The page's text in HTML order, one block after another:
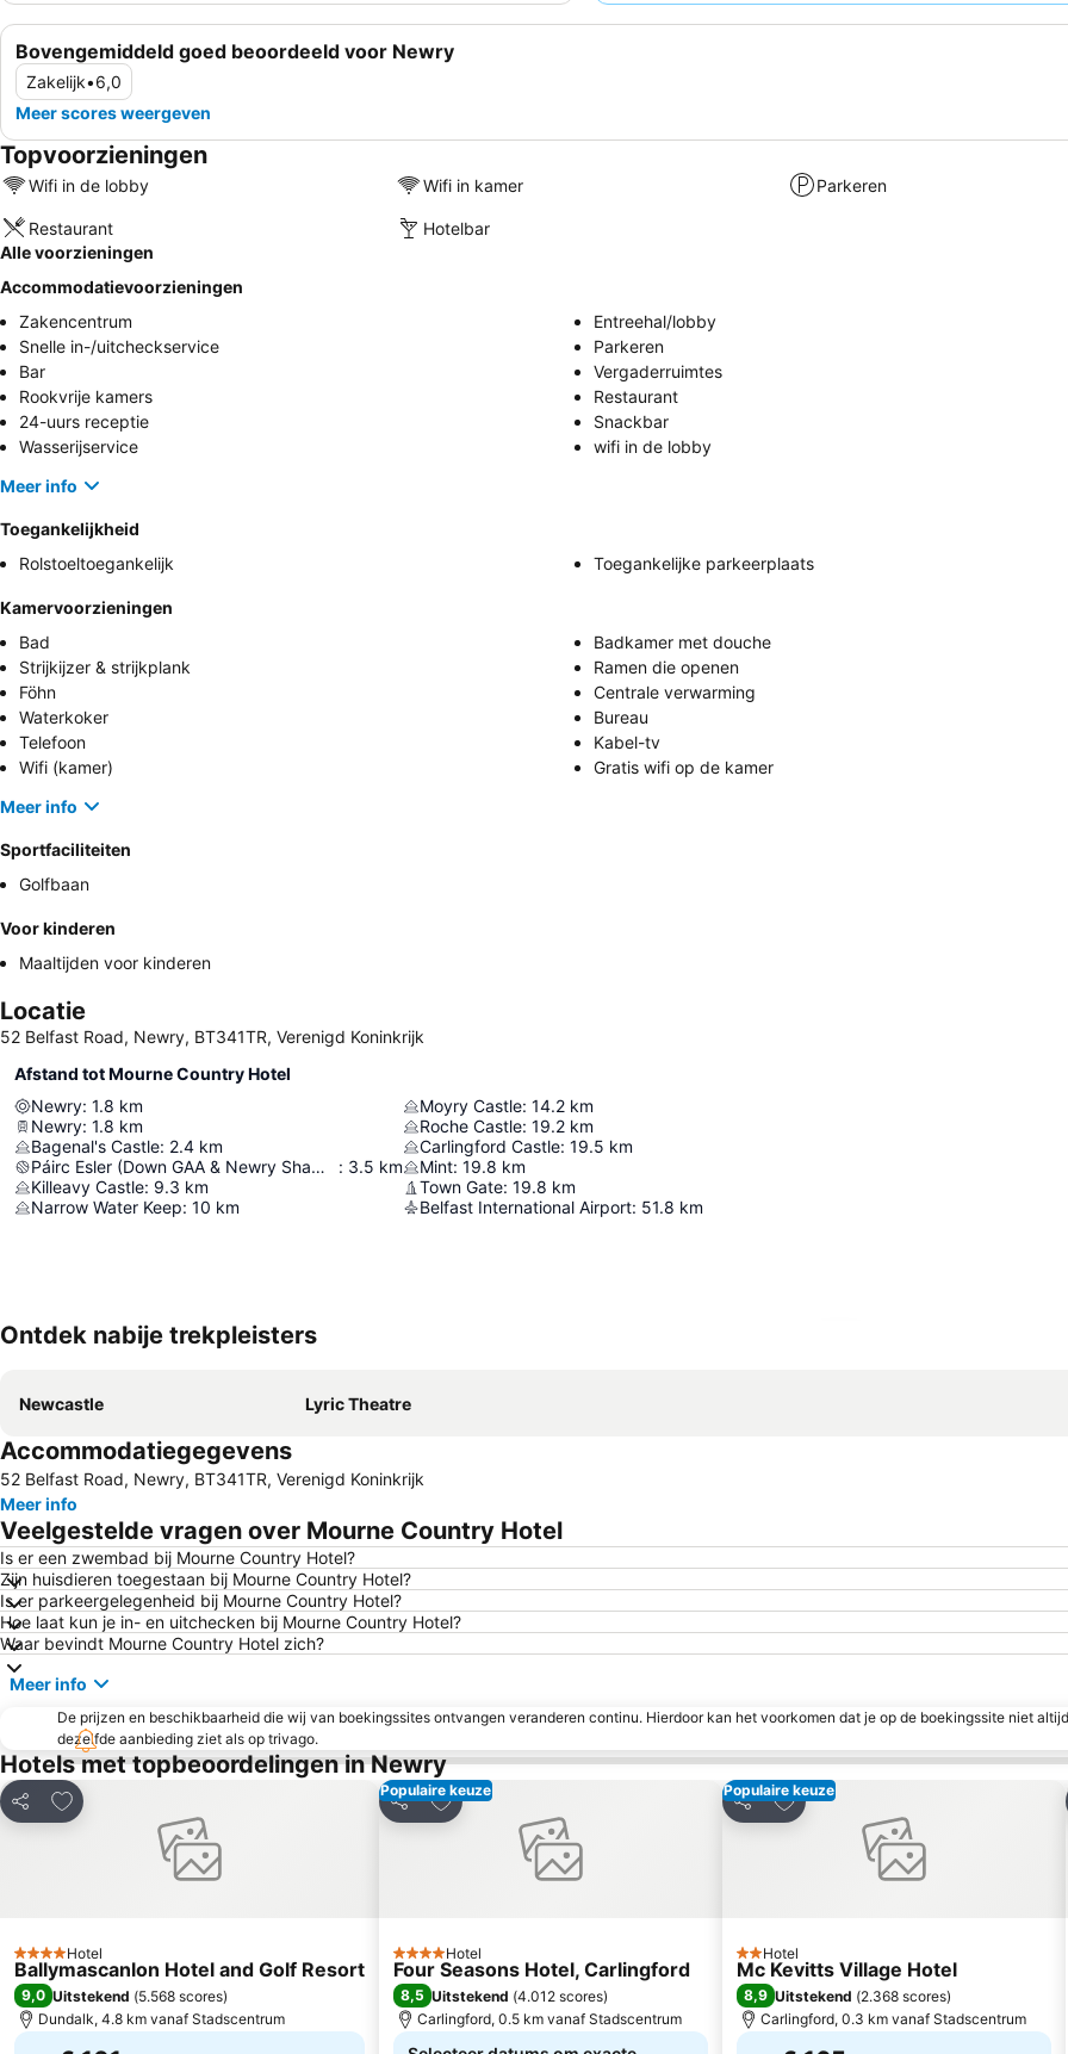
Bovengemiddeld goed beoordeeld voor Newry
Zakelijk•6,0
Meer scores weergeven
Topvoorzieningen
Wifi in de lobby Wifi in kamer Parkeren
Restaurant
Hotelbar
Alle voorzieningen
Accommodatievoorzieningen
Zakencentrum
Entreehal/lobby
Snelle in-/uitcheckservice
Parkeren
Bar
Vergaderruimtes
Rookvrije kamers
Restaurant
24-uurs receptie
Snackbar
Wasserijservice
wifi in de lobby
Meer info
Toegankelijkheid
Rolstoeltoegankelijk
Toegankelijke parkeerplaats
Kamervoorzieningen
Bad
Badkamer met douche
Strijkijzer & strijkplank
Ramen die openen
Föhn
Centrale verwarming
Waterkoker
Bureau
Telefoon
Kabel-tv
Wifi (kamer)
Gratis wifi op de kamer
Meer info
Sportfaciliteiten
Golfbaan
Voor kinderen
Maaltijden voor kinderen
Locatie
52 Belfast Road, Newry, BT341TR, Verenigd Koninkrijk
Afstand tot Mourne Country Hotel
Newry: 1.8 km
Newry: 1.8 km
Bagenal's Castle: 2.4 km
Páirc Esler (Down GAA & Newry Shamrocks GAC)
: 3.5 km
Killeavy Castle: 9.3 km
Narrow Water Keep: 10 km
Moyry Castle: 14.2 km
Roche Castle: 19.2 km
Carlingford Castle: 19.5 km
Mint: 19.8 km
Town Gate: 19.8 km
Belfast International Airport: 51.8 km
Ontdek nabije trekpleisters
Newcastle Lyric Theatre
Accommodatiegegevens
52 Belfast Road, Newry, BT341TR, Verenigd Koninkrijk
Meer info
Veelgestelde vragen over Mourne Country Hotel
Is er een zwembad bij Mourne Country Hotel?
Zijn huisdieren toegestaan bij Mourne Country Hotel?
Is er parkeergelegenheid bij Mourne Country Hotel?
Hoe laat kun je in- en uitchecken bij Mourne Country Hotel?
Waar bevindt Mourne Country Hotel zich?
Meer info
De prijzen en beschikbaarheid die wij van boekingssites ontvangen veranderen continu. Hierdoor kan het voorkomen dat je op de boekingssite niet
dezelfde aanbieding ziet als op trivago.
Hotels met topbeoordelingen in Newry
Delen
Toevoegen aan favorieten
4 SterrenHotel
Ballymascanlon Hotel and Golf Resort
9,0 Uitstekend (5.568 scores)
Dundalk, 4.8 km vanaf Stadscentrum
Populaire keuze
Delen
Toevoegen aan favorieten
4 SterrenHotel
Four Seasons Hotel, Carlingford
8,5 Uitstekend (4.012 scores)
Carlingford, 0.5 km vanaf Stadscentrum
Populaire keuze
Delen
Toevoegen aan favorieten
2 Sterren
Hotel
Mc Kevitts Village Hotel
8,9 Uitstekend (2.368 scores)
Carlingford, 0.3 km vanaf Stadscentrum